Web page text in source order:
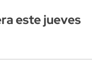
este jueves